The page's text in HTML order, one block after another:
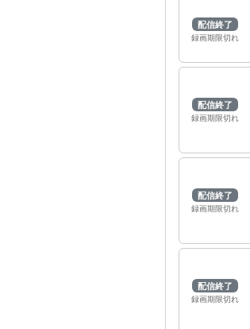
配信終了
録画期限切れ
配信終了
録画期限切れ
配信終了
録画期限切れ
配信終了
録画期限切れ